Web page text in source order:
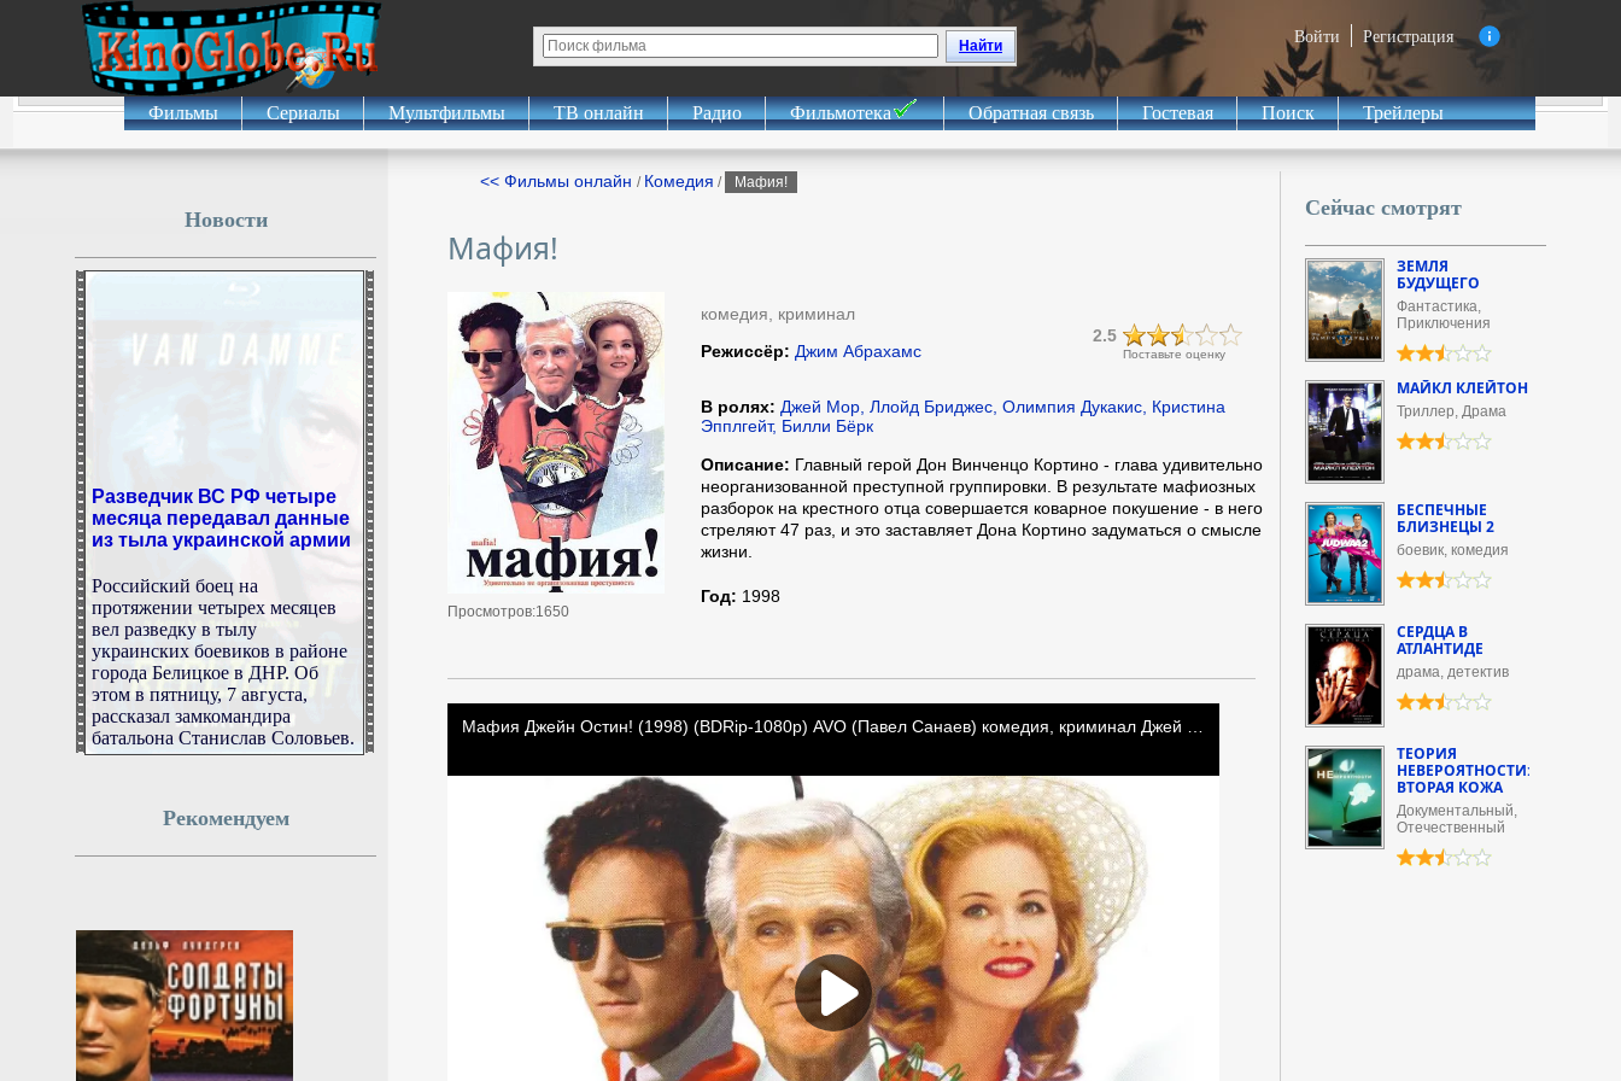
Войти Регистрация
Найти
Фильмы Сериалы Мультфильмы ТВ онлайн Радио Фильмотека Обратная связь Гостевая Поиск Трейлеры
<< Фильмы онлайн / Комедия / Мафия!
Мафия!
Просмотров:1650
комедия, криминал
Поставьте оценку
2.5
Режиссёр: Джим Абрахамс
В ролях: Джей Мор, Ллойд Бриджес, Олимпия Дукакис, Кристина
Эпплгейт, Билли Бёрк
Описание: Главный герой Дон Винченцо Кортино - глава удивительно
неорганизованной преступной группировки. В результате мафиозных
разборок на крестного отца совершается коварное покушение - в него
стреляют 47 раз, и это заставляет Дона Кортино задуматься о смысле
жизни.
Год: 1998
Новости
месяца передавал данные
из тыла украинской армии
протяжении четырех месяцев
вел разведку в тылу
украинских боевиков в районе
города Белицкое в ДНР. Об
этом в пятницу, 7 августа,
рассказал замкомандира
батальона Станислав Соловьев.
Лантратова помогла семье
Омбудсмен Лантратова помогла
семье погибшего участника
СВО получить все выплаты.
7 августа 2026г.
06:51:13
Рекомендуем
Сейчас смотрят
ЗЕМЛЯ
БУДУЩЕГО
Фантастика,
Приключения
МАЙКЛ КЛЕЙТОН
Триллер, Драма
БЕСПЕЧНЫЕ
БЛИЗНЕЦЫ 2
боевик, комедия
СЕРДЦА В
АТЛАНТИДЕ
драма, детектив
ТЕОРИЯ
НЕВЕРОЯТНОСТИ:
ВТОРАЯ КОЖА
Документальный,
Отечественный